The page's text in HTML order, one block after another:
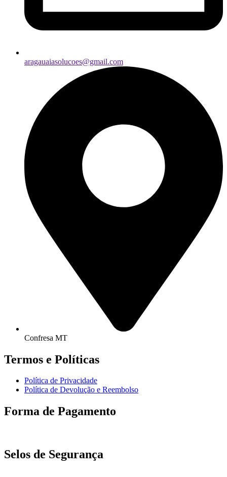
aragauaiasolucoes@gmail.com
Confresa MT
Termos e Políticas
Política de Privacidade
Política de Devolução e Reembolso
Forma de Pagamento
Selos de Segurança